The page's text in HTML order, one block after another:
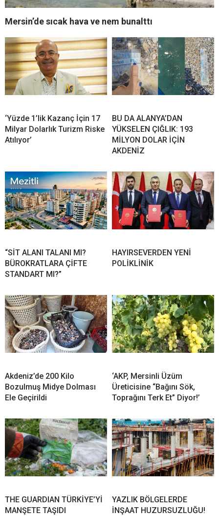
Mersin’de sıcak hava ve nem bunalttı
‘Yüzde 1’lik Kazanç İçin 17
Milyar Dolarlık Turizm Riske
Atılıyor’
BU DA ALANYA’DAN
YÜKSELEN ÇIĞLIK: 193
MİLYON DOLAR İÇİN
AKDENİZ
“SİT ALANI TALANI MI?
BÜROKRATLARA ÇİFTE
STANDART MI?”
HAYIRSEVERDEN YENİ
POLİKLİNİK
Akdeniz’de 200 Kilo
Bozulmuş Midye Dolması
Ele Geçirildi
‘AKP, Mersinli Üzüm
Üreticisine “Bağını Sök,
Toprağını Terk Et” Diyor!’
THE GUARDIAN TÜRKİYE’Yİ
MANŞETE TAŞIDI
YAZLIK BÖLGELERDE
İNŞAAT HUZURSUZLUĞU!